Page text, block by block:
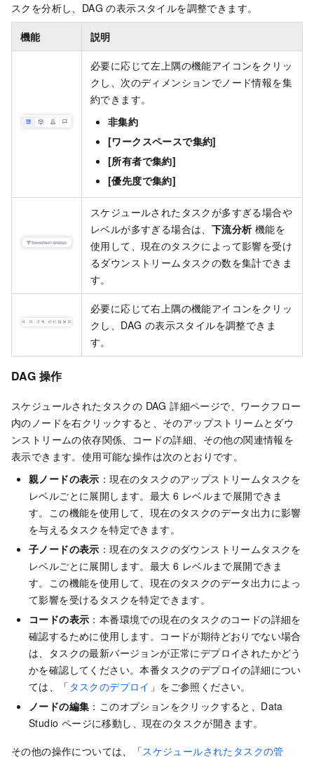
スクを分析し、DAG の表示スタイルを調整できます。
機能 説明
必要に応じて左上隅の機能アイコンをクリッ
クし、次のディメンションでノード情報を集
約できます。
非集約
[ワークスペースで集約]
[所有者で集約]
[優先度で集約]
スケジュールされたタスクが多すぎる場合や
レベルが多すぎる場合は、 下流分析機能を
使用して、現在のタスクによって影響を受け
るダウンストリームタスクの数を集計できま
す。
必要に応じて右上隅の機能アイコンをクリッ
クし、DAG の表示スタイルを調整できま
す。
DAG 操作
スケジュールされたタスクの DAG 詳細ページで、ワークフロー
内のノードを右クリックすると、そのアップストリームとダウ
ンストリームの依存関係、コードの詳細、その他の関連情報を
表示できます。使用可能な操作は次のとおりです。
親ノードの表示 ：現在のタスクのアップストリームタスクを
レベルごとに展開します。最大 6 レベルまで展開できま
す。この機能を使用して、現在のタスクのデータ出力に影響
を与えるタスクを特定できます。
子ノードの表示 ：現在のタスクのダウンストリームタスクを
レベルごとに展開します。最大 6 レベルまで展開できま
す。この機能を使用して、現在のタスクのデータ出力によっ
て影響を受けるタスクを特定できます。
コードの表示 ：本番環境での現在のタスクのコードの詳細を
確認するために使用します。コードが期待どおりでない場合
は、タスクの最新バージョンが正常にデプロイされたかどう
かを確認してください。本番タスクのデプロイの詳細につい
ては、「 タスクのデプロイ 」をご参照ください。
ノードの編集 ：このオプションをクリックすると、Data
Studio ページに移動し、現在のタスクが開きます。
その他の操作については、「スケジュールされたタスクの管